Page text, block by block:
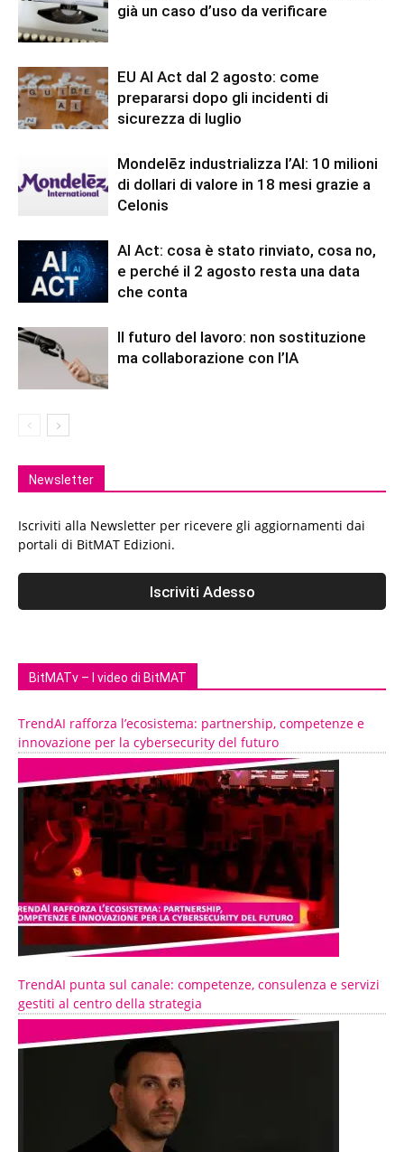
già un caso d’uso da verificare
EU AI Act dal 2 agosto: come
prepararsi dopo gli incidenti di
sicurezza di luglio
Mondelēz industrializza l’AI: 10 milioni
di dollari di valore in 18 mesi grazie a
Celonis
AI Act: cosa è stato rinviato, cosa no,
e perché il 2 agosto resta una data
che conta
Il futuro del lavoro: non sostituzione
ma collaborazione con l’IA
Newsletter
Iscriviti alla Newsletter per ricevere gli aggiornamenti dai
portali di BitMAT Edizioni.
BitMATv – I video di BitMAT
TrendAI rafforza l’ecosistema: partnership, competenze e
innovazione per la cybersecurity del futuro
TrendAI punta sul canale: competenze, consulenza e servizi
gestiti al centro della strategia